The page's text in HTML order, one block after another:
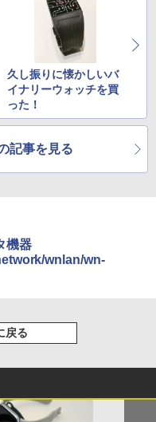
久し振りに懐かしいバ
イナリーウォッチを買
った！
記事を見る
機器
wnlan/wn-
戻る